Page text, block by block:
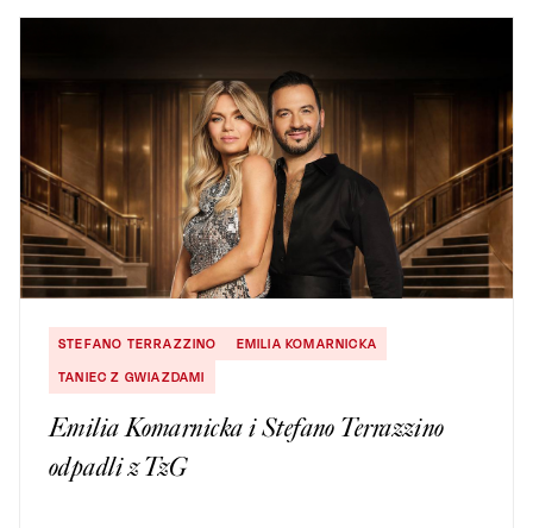
STEFANO TERRAZZINO
EMILIA KOMARNICKA
TANIEC Z GWIAZDAMI
Emilia Komarnicka i Stefano Terrazzino
odpadli z TzG